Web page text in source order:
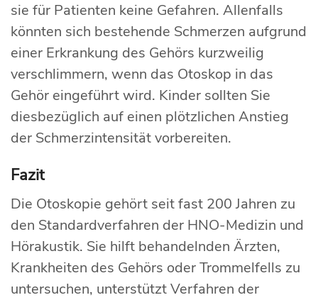
sie für Patienten keine Gefahren. Allenfalls
könnten sich bestehende Schmerzen aufgrund
einer Erkrankung des Gehörs kurzweilig
verschlimmern, wenn das Otoskop in das
Gehör eingeführt wird. Kinder sollten Sie
diesbezüglich auf einen plötzlichen Anstieg
der Schmerzintensität vorbereiten.
Fazit
Die Otoskopie gehört seit fast 200 Jahren zu
den Standardverfahren der HNO-Medizin und
Hörakustik. Sie hilft behandelnden Ärzten,
Krankheiten des Gehörs oder Trommelfells zu
untersuchen, unterstützt Verfahren der